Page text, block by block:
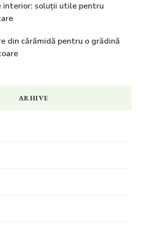
interior: soluții utile pentru
din cărămidă pentru o grădină
ARHIVE